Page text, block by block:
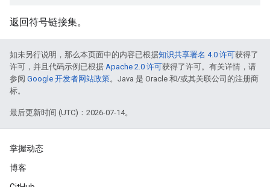
返回符号链接集。
如未另行说明，那么本页面中的内容已根据知识共享署名 4.0 许可获得了
许可，并且代码示例已根据 Apache 2.0 许可获得了许可。有关详情，请
参阅 Google 开发者网站政策。Java 是 Oracle 和/或其关联公司的注册商
标。
最后更新时间 (UTC)：2026-07-14。
掌握动态
博客